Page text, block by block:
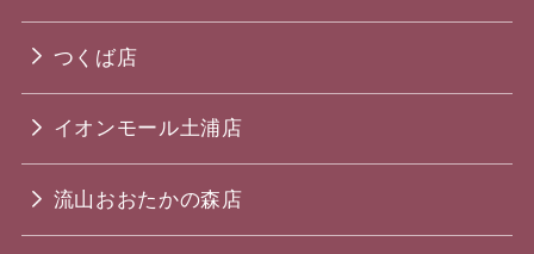
つくば店
イオンモール土浦店
流山おおたかの森店